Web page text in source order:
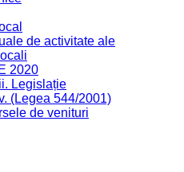
de activitate ale
2020
Legislație
(Legea 544/2001)
de venituri